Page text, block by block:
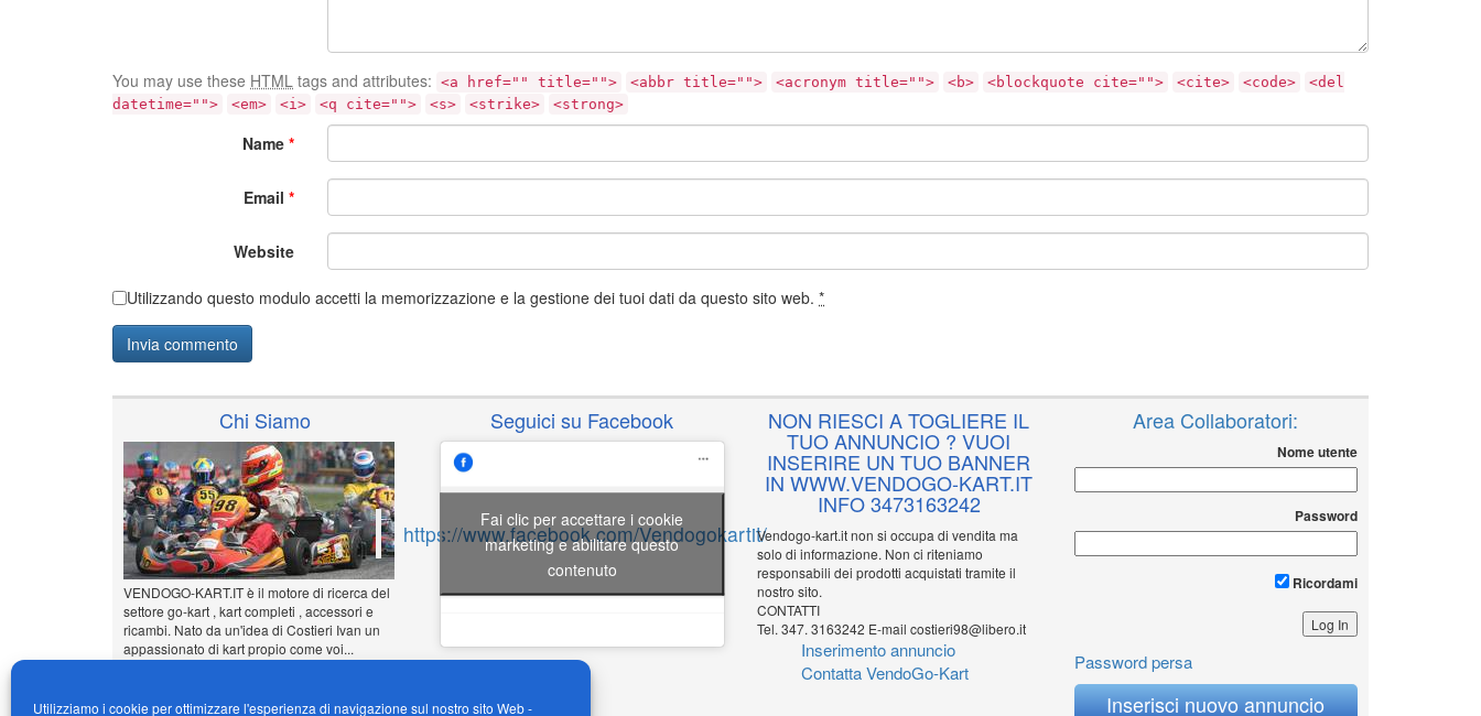
Utilizziamo i cookie per ottimizzare l'esperienza di navigazione sul nostro sito Web -
You may use these HTML tags and attributes: <a href="" title=""> <abbr title=""> <acronym title=""> <b> <blockquote cite=""> <cite> <code>
<del
datetime="">
<em> <i> <q cite=""> <s> <strike> <strong>
Name *
Email *
Website
Utilizzando questo modulo accetti la memorizzazione e la gestione dei tuoi dati da questo sito web. *
Chi Siamo
VENDOGO-KART.IT è il motore di ricerca del
settore go-kart , kart completi , accessori e
ricambi. Nato da un'idea di Costieri Ivan un
appassionato di kart propio come voi...
Seguici su Facebook
https://www.facebook.com/Vendogokartit/
Fai clic per accettare i cookie
marketing e abilitare questo
contenuto
NON RIESCI A TOGLIERE IL
TUO ANNUNCIO ? VUOI
INSERIRE UN TUO BANNER
IN WWW.VENDOGO-KART.IT
INFO 3473163242
Vendogo-kart.it non si occupa di vendita ma
solo di informazione. Non ci riteniamo
responsabili dei prodotti acquistati tramite il
nostro sito.
CONTATTI
Tel. 347. 3163242 E-mail costieri98@libero.it
Inserimento annuncio
Contatta VendoGo-Kart
Area Collaboratori:
Nome utente
Password
Ricordami
Password persa
Inserisci nuovo annuncio